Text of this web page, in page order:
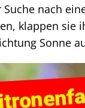
nach
klappen sie
Sonne